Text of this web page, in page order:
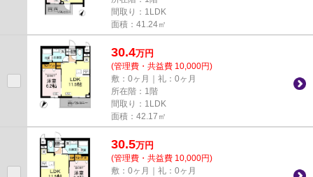
間取り：1LDK
面積：41.24㎡
30.4万円
(管理費・共益費 10,000円)
敷：0ヶ月｜礼：0ヶ月
所在階：1階
間取り：1LDK
面積：42.17㎡
30.5万円
(管理費・共益費 10,000円)
敷：0ヶ月｜礼：0ヶ月